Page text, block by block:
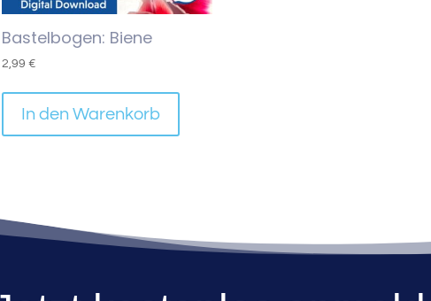
Bastelbogen: Biene
2,99€
In den Warenkorb